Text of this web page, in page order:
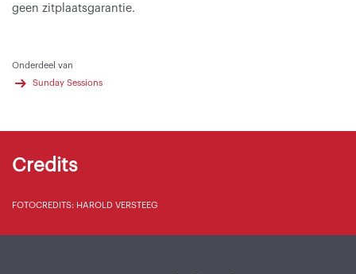
geen zitplaatsgarantie.
Onderdeel van
Sunday Sessions
Credits
FOTOCREDITS: HAROLD VERSTEEG